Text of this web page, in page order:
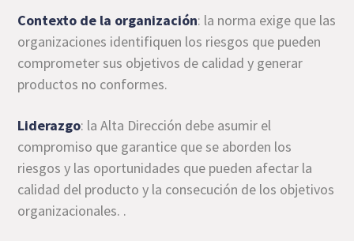
Contexto de la organización: la norma exige que las
organizaciones identifiquen los riesgos que pueden
comprometer sus objetivos de calidad y generar
productos no conformes.
Liderazgo: la Alta Dirección debe asumir el
compromiso que garantice que se aborden los
riesgos y las oportunidades que pueden afectar la
calidad del producto y la consecución de los objetivos
organizacionales. .